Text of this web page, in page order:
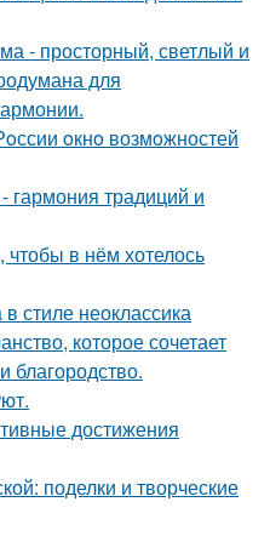
- просторный, светлый и
для
oкнo возмoжностей
гармония традиций и
чтобы в нём хотелось
стиле неоклассика
которое сочетает
благородство.
достижения
поделки и творческие